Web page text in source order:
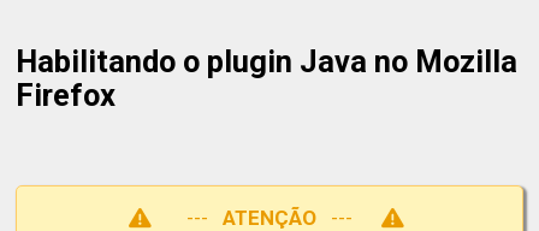
Habilitando o plugin Java no Mozilla
Firefox
--- ATENÇÃO---